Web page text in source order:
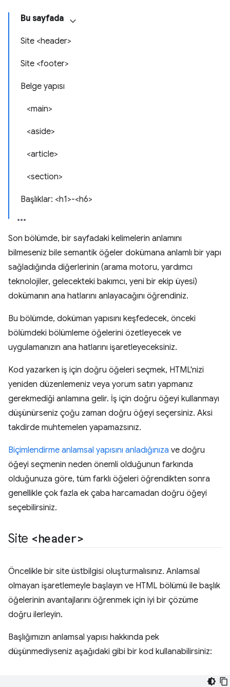
Bu sayfada
Site <header>
Site <footer>
Belge yapısı
<main>
<aside>
<article>
<section>
Başlıklar: <h1>-<h6>
Son bölümde, bir sayfadaki kelimelerin anlamını
bilmeseniz bile semantik öğeler dokümana anlamlı bir yapı
sağladığında diğerlerinin (arama motoru, yardımcı
teknolojiler, gelecekteki bakımcı, yeni bir ekip üyesi)
dokümanın ana hatlarını anlayacağını öğrendiniz.
Bu bölümde, doküman yapısını keşfedecek, önceki
bölümdeki bölümleme öğelerini özetleyecek ve
uygulamanızın ana hatlarını işaretleyeceksiniz.
Kod yazarken iş için doğru öğeleri seçmek, HTML'nizi
yeniden düzenlemeniz veya yorum satırı yapmanız
gerekmediği anlamına gelir. İş için doğru öğeyi kullanmayı
düşünürseniz çoğu zaman doğru öğeyi seçersiniz. Aksi
takdirde muhtemelen yapamazsınız.
Biçimlendirme anlamsal yapısını anladığınıza ve doğru
öğeyi seçmenin neden önemli olduğunun farkında
olduğunuza göre, tüm farklı öğeleri öğrendikten sonra
genellikle çok fazla ek çaba harcamadan doğru öğeyi
seçebilirsiniz.
Site <header>
Öncelikle bir site üstbilgisi oluşturmalısınız. Anlamsal
olmayan işaretlemeyle başlayın ve HTML bölümü ile başlık
öğelerinin avantajlarını öğrenmek için iyi bir çözüme
doğru ilerleyin.
Başlığımızın anlamsal yapısı hakkında pek
düşünmediyseniz aşağıdaki gibi bir kod kullanabilirsiniz: